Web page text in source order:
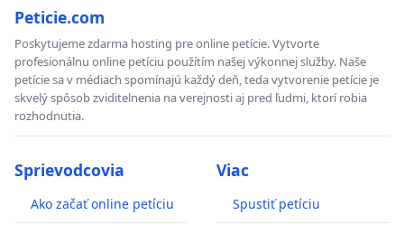
Peticie.com
Poskytujeme zdarma hosting pre online petície. Vytvorte
profesionálnu online petíciu použítím našej výkonnej služby. Naše
petície sa v médiach spomínajú každý deň, teda vytvorenie petície je
skvelý spôsob zviditelnenia na verejnosti aj pred ľudmi, ktorí robia
rozhodnutia.
Sprievodcovia
Ako začať online petíciu
Viac
Spustiť petíciu